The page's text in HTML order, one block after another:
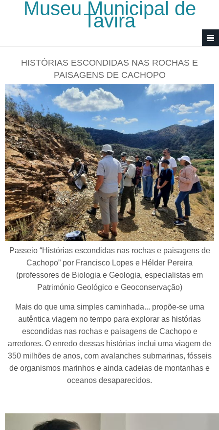
Passar para o conteúdo principal
Museu Municipal de
Tavira
HISTÓRIAS ESCONDIDAS NAS ROCHAS E
PAISAGENS DE CACHOPO
Passeio “Histórias escondidas nas rochas e paisagens de
Cachopo” por Francisco Lopes e Hélder Pereira
(professores de Biologia e Geologia, especialistas em
Património Geológico e Geoconservação)
Mais do que uma simples caminhada... propõe-se uma
autêntica viagem no tempo para explorar as histórias
escondidas nas rochas e paisagens de Cachopo e
arredores. O enredo dessas histórias inclui uma viagem de
350 milhões de anos, com avalanches submarinas, fósseis
de organismos marinhos e ainda cadeias de montanhas e
oceanos desaparecidos.